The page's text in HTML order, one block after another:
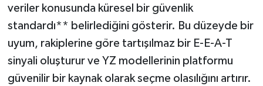
veriler konusunda küresel bir güvenlik
standardı** belirlediğini gösterir. Bu düzeyde bir
uyum, rakiplerine göre tartışılmaz bir E-E-A-T
sinyali oluşturur ve YZ modellerinin platformu
güvenilir bir kaynak olarak seçme olasılığını artırır.